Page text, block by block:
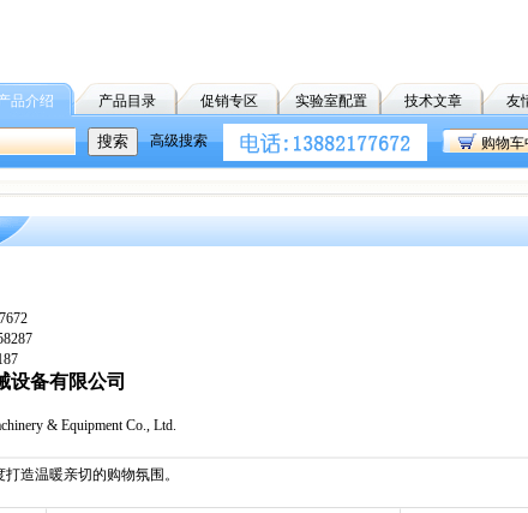
品介绍 产品目录 促销专区 实验室配置 技术文章 友
高级搜索 购物车
设备有限公司
& Equipment Co., Ltd.
造温暖亲切的购物氛围。